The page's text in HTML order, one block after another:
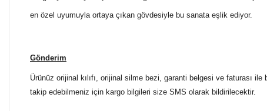
en özel uyumuyla ortaya çıkan gövdesiyle bu sanata eşlik ediyor.
Gönderim
Ürünüz orijinal kılıfı, orijinal silme bezi, garanti belgesi ve faturası
takip edebilmeniz için kargo bilgileri size SMS olarak bildirilecektir.